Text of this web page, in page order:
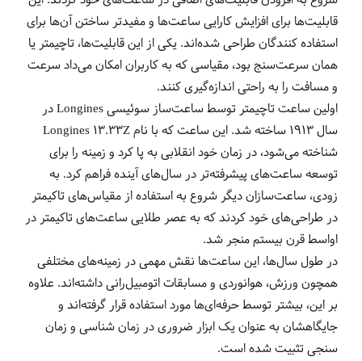
قابلیت‌ها برای افزایش کارایی ساعت‌ها و مفیدتر ساختن آن‌ها برای
استفاده کنندگان طراحی شده‌اند. یکی از این قابلیت‌ها، تاچیمتر یا
همان سرعت‌سنج بود، مقیاسی که به کاربران امکان می‌داد سرعت
و مسافت را به راحتی اندازه‌گیری کنند.
اولین ساعت تاچیمتر توسط ساعت‌ساز سوئیسی Longines در
سال 1913 ساخته شد. این ساعت که با نام Longines 13.33Z
شناخته می‌شود، در زمان خود انقلابی به پا کرد و زمینه را برای
توسعه ساعت‌های پیشرفته‌تر در سال‌های آینده فراهم کرد. به
زودی، ساعت‌سازان دیگر شروع به استفاده از مقیاس‌های تاکیمتر
در طراحی‌های خود کردند که به عصر طلایی ساعت‌های تاکیمتر در
اواسط قرن بیستم منجر شد.
در طول سال‌ها، این ساعت‌ها نقش مهمی در زمینه‌های مختلفی
همچون ورزش، هوانوردی و مسابقات اتومبیل‌رانی داشته‌اند. علاوه
بر این، بیشتر توسط حرفه‌ای‌ها مورد استفاده قرار گرفته‌اند و
جایگاهشان به عنوان یک ابزار ضروری در زمان شناسی و زمان
سنجی تثبیت شده است.